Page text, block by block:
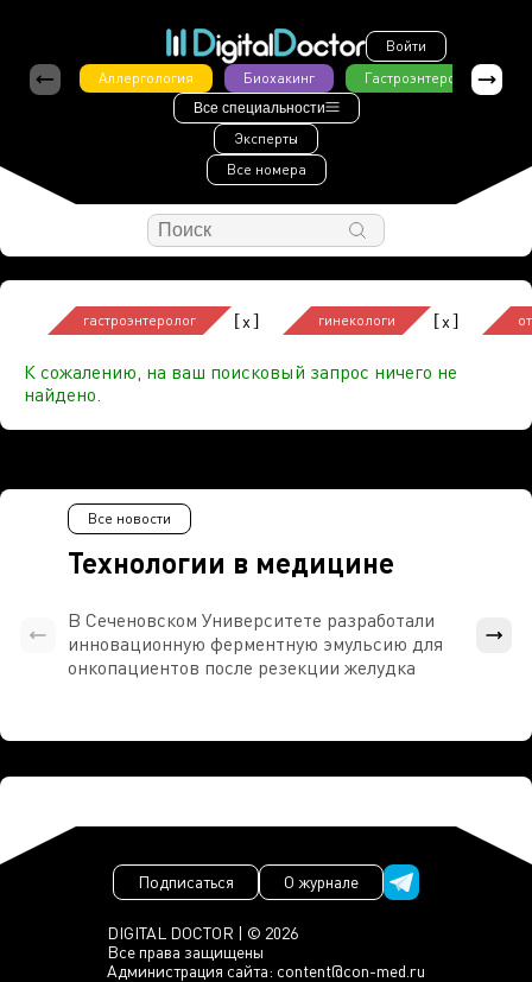
Войти
Аллергология
Биохакинг Гастроэнтерология
Все специальности
Эксперты
Все номера
гастроэнтеролог [x] гинекологи [x]
К сожалению, на ваш поисковый запрос ничего не
найдено.
Технологии в медицине
Все новости
В Сеченовском Университете разработали
инновационную ферментную эмульсию для
онкопациентов после резекции желудка
DIGITAL DOCTOR | © 2026
Все права защищены
Администрация сайта: content@con-med.ru
Подписаться О журнале